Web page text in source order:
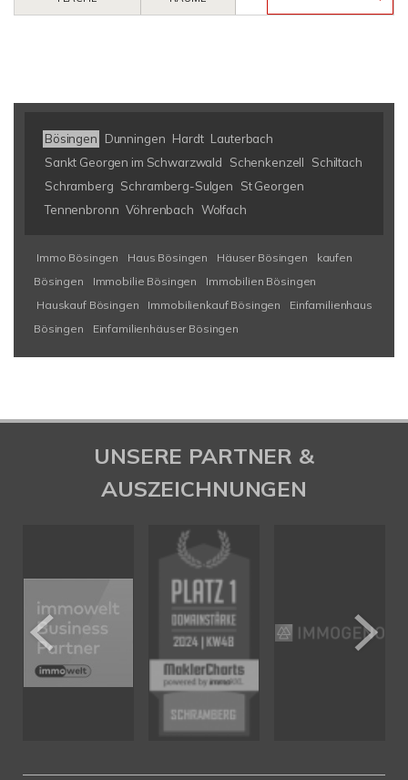
Bösingen Dunningen Hardt Lauterbach
Sankt Georgen im Schwarzwald
Schenkenzell
Schiltach
Schramberg Schramberg-Sulgen
St Georgen
Tennenbronn Vöhrenbach Wolfach
Immo Bösingen Haus Bösingen Häuser Bösingen
kaufen
Bösingen
Immobilie Bösingen
Immobilien Bösingen
Hauskauf Bösingen
Immobilienkauf Bösingen
Einfamilienhaus
Bösingen
Einfamilienhäuser Bösingen
UNSERE PARTNER &
AUSZEICHNUNGEN